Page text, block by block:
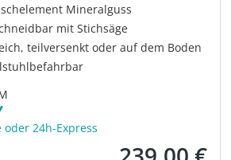
Mineralguss
mit Stichsäge
teilversenkt oder auf dem Boden
oder 24h-Express
Verkaufspreis: